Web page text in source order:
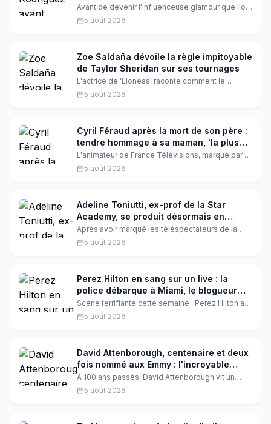
une vie de sacrifices
Avant de devenir l'influenceuse glamour que l'on
connaît, Georgina Rodriguez menait une vie
discrète de vendeuse à Madrid. Un uniforme
pousse la porte de sa boutique.
5 août 2026
Zoe Saldaña dévoile la règle impitoyable
de Taylor Sheridan sur ses tournages
L'actrice de 'Lioness' raconte comment le
créateur de 'Yellowstone' met ses acteurs au
défi : soit tu te donnes à fond, soit tu quittes le
5 août 2026
Cyril Féraud après la mort de son père :
tendre hommage à sa maman, 'la plus
belle du monde'
L'animateur de France Télévisions, marqué par la
disparition de son père, se ressource auprès de
sa mère. Sur Instagram, il a publié un adorable
5 août 2026
Adeline Toniutti, ex-prof de la Star
Academy, se produit désormais en
camping : l'incroyable reconversion
Après avoir marqué les téléspectateurs de la
Star Academy, Adeline Toniutti surprend en
choisissant un cadre bien différent de la scène
camping en Bretagne, une reconversion qui
émeut ses fans.
5 août 2026
Perez Hilton en sang sur un live : la
police débarque à Miami, le blogueur
hospitalisé
Scène terrifiante cette semaine : Perez Hilton a
été filmé couvert de sang, semblant se mutiler
en direct. Les autorités ont été dépêchées à son
d'inquiétude chez ses fans.
5 août 2026
David Attenborough, centenaire et deux
fois nommé aux Emmy : l'incroyable
consécration du naturaliste préféré des
Français
À 100 ans passés, David Attenborough vit un
rêve éveillé : deux nominations aux Emmy
Awards pour sa narration exceptionnelle. Le
5 août 2026